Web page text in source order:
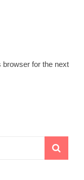
browser for the next